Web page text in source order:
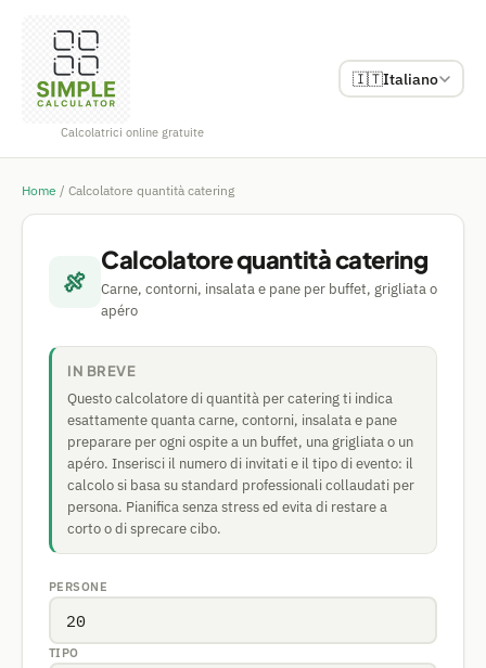
Calcolatrici online gratuite
🇮🇹Italiano
Home / Calcolatore quantità catering
🍖
Calcolatore quantità catering
Carne, contorni, insalata e pane per buffet, grigliata o
apéro
IN BREVE
Questo calcolatore di quantità per catering ti indica
esattamente quanta carne, contorni, insalata e pane
preparare per ogni ospite a un buffet, una grigliata o un
apéro. Inserisci il numero di invitati e il tipo di evento: il
calcolo si basa su standard professionali collaudati per
persona. Pianifica senza stress ed evita di restare a
corto o di sprecare cibo.
PERSONE
TIPO